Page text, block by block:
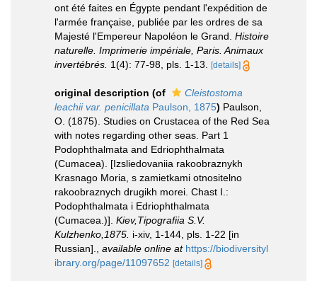
ont été faites en Égypte pendant l'expédition de
l'armée française, publiée par les ordres de sa
Majesté l'Empereur Napoléon le Grand. Histoire
naturelle. Imprimerie impériale, Paris. Animaux
invertébrés. 1(4): 77-98, pls. 1-13. [details]
original description (of
Cleistostoma
leachii var. penicillata Paulson, 1875) Paulson,
O. (1875). Studies on Crustacea of the Red Sea
with notes regarding other seas. Part 1
Podophthalmata and Edriophthalmata
(Cumacea). [Izsliedovaniia rakoobraznykh
Krasnago Moria, s zamietkami otnositelno
rakoobraznych drugikh morei. Chast I.:
Podophthalmata i Edriophthalmata
(Cumacea.)]. Kiev,Tipografiia S.V.
Kulzhenko,1875. i-xiv, 1-144, pls. 1-22 [in
Russian].
available online at https://biodiversityl
ibrary.org/page/11097652 [details]